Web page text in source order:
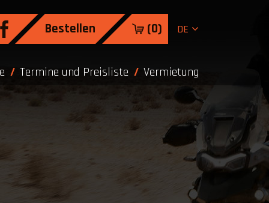
Bestellen (0) DE
Termine und Preisliste Vermietung